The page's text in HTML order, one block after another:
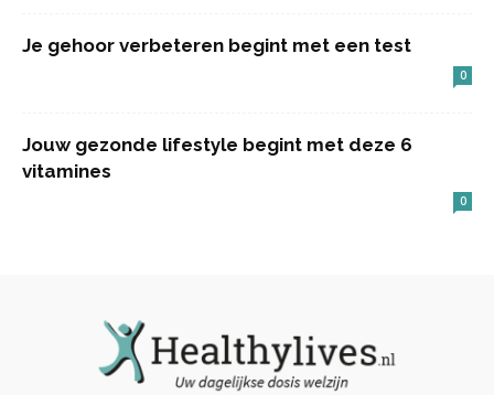
Je gehoor verbeteren begint met een test
0
Jouw gezonde lifestyle begint met deze 6
vitamines
0